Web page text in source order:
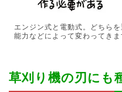
エンジン式と電動式。どちら
能力などによって変わってきま
草刈り機の刃にも